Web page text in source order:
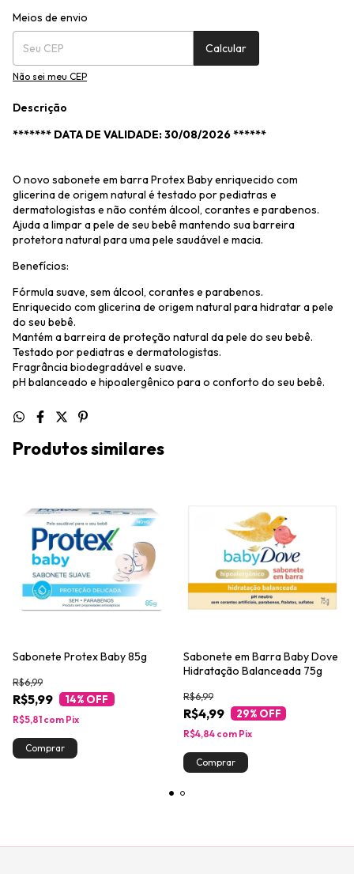
Entregas para o CEP:
Meios de envio
Calcular
Não sei meu CEP
Descrição
******* DATA DE VALIDADE: 30/08/2026 ******
O novo sabonete em barra Protex Baby enriquecido com
glicerina de origem natural é testado por pediatras e
dermatologistas e não contém álcool, corantes e parabenos.
Ajuda a limpar a pele de seu bebê mantendo sua barreira
protetora natural para uma pele saudável e macia.
Benefícios:
Fórmula suave, sem álcool, corantes e parabenos.
Enriquecido com glicerina de origem natural para hidratar a pele
do seu bebê.
Mantém a barreira de proteção natural da pele do seu bebê.
Testado por pediatras e dermatologistas.
Fragrância biodegradável e suave.
pH balanceado e hipoalergênico para o conforto do seu bebê.
Produtos similares
Sabonete Protex Baby 85g
R$5,99
R$6,99
14% OFF
R$5,81 com Pix
Sabonete em Barra Baby Dove
Hidratação Balanceada 75g
R$4,99
R$6,99
29% OFF
R$4,84 com Pix